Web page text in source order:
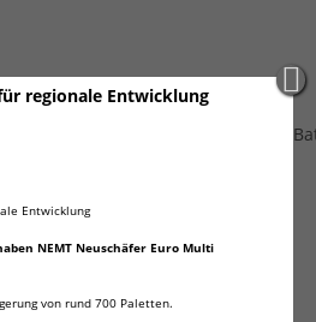
regionale Entwicklung
Entwicklung
NEMT Neuschäfer Euro Multi
von rund 700 Paletten.
dazu, um die für Sie richtige